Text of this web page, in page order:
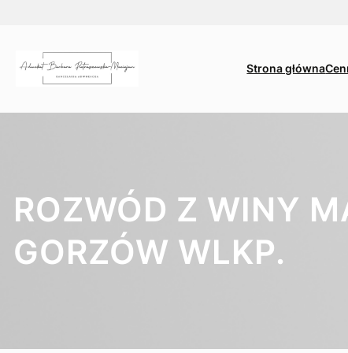
Strona główna
ROZWÓD Z WINY
GORZÓW WLKP.